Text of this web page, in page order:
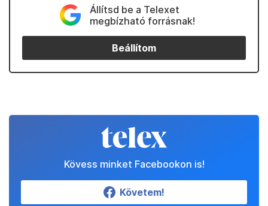
Állítsd be a Telexet
megbízható forrásnak!
Beállítom
Kövess minket Facebookon is!
Követem!